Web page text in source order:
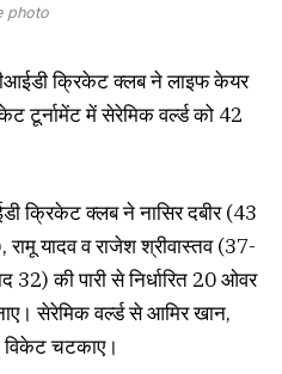
photo
क्रिकेट क्लब ने लाइफ केयर
टूर्नामेंट में सेरेमिक वर्ल्ड को 42
क्रिकेट क्लब ने नासिर दबीर (43
यादव व राजेश श्रीवास्तव (37-
32) की पारी से निर्धारित 20 ओवर
सेरेमिक वर्ल्ड से आमिर खान,
विकेट चटकाए।